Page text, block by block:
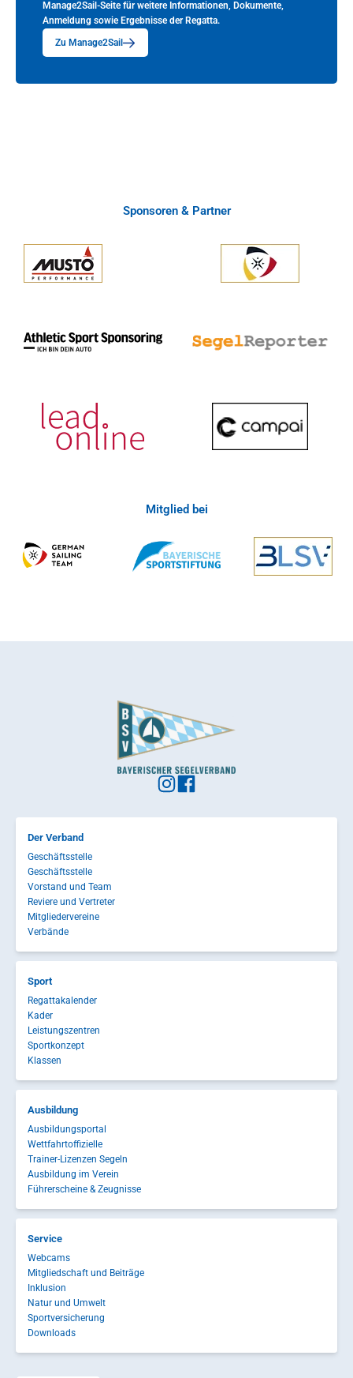
Manage2Sail-Seite für weitere Informationen, Dokumente,
Anmeldung sowie Ergebnisse der Regatta.
Zu Manage2Sail
Sponsoren & Partner
Mitglied bei
Der Verband
Geschäftsstelle
Geschäftsstelle
Vorstand und Team
Reviere und Vertreter
Mitgliedervereine
Verbände
Sport
Regattakalender
Kader
Leistungszentren
Sportkonzept
Klassen
Ausbildung
Ausbildungsportal
Wettfahrtoffizielle
Trainer-Lizenzen Segeln
Ausbildung im Verein
Führerscheine & Zeugnisse
Service
Webcams
Mitgliedschaft und Beiträge
Inklusion
Natur und Umwelt
Sportversicherung
Downloads